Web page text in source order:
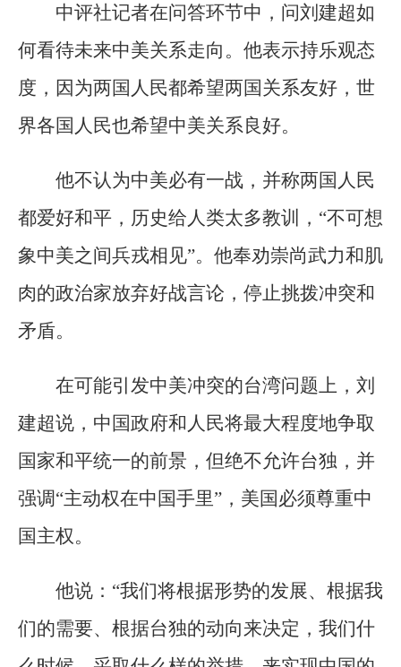
中评社记者在问答环节中，问刘建超如
何看待未来中美关系走向。他表示持乐观态
度，因为两国人民都希望两国关系友好，世
界各国人民也希望中美关系良好。
他不认为中美必有一战，并称两国人民
都爱好和平，历史给人类太多教训，“不可想
象中美之间兵戎相见”。他奉劝崇尚武力和肌
肉的政治家放弃好战言论，停止挑拨冲突和
矛盾。
在可能引发中美冲突的台湾问题上，刘
建超说，中国政府和人民将最大程度地争取
国家和平统一的前景，但绝不允许台独，并
强调“主动权在中国手里”，美国必须尊重中
国主权。
他说：“我们将根据形势的发展、根据我
们的需要、根据台独的动向来决定，我们什